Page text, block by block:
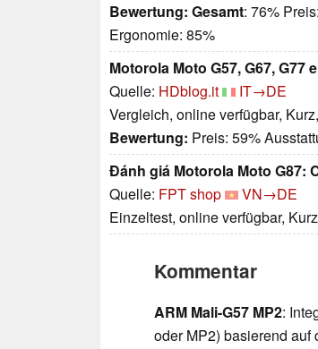
Bewertung: Gesamt: 76%
Ergonomie: 85%
Motorola Moto G57, G67, G77
Quelle: HDblog.it
IT→DE
Vergleich, online verfügbar,
Bewertung: Preis: 59%
Đánh giá Motorola Moto G87:
Quelle: FPT shop
VN→DE
Einzeltest, online verfügbar,
Kommentar
ARM Mali-G57 MP2:
oder MP2) basierend auf